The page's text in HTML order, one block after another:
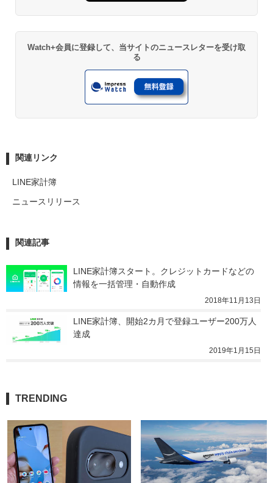
Watch+会員に登録して、当サイトのニュースレターを受け取
る
関連リンク
LINE家計簿
ニュースリリース
関連記事
LINE家計簿スタート。クレジットカードなどの
情報を一括管理・自動作成
2018年11月13日
LINE家計簿、開始2カ月で登録ユーザー200万人
達成
2019年1月15日
TRENDING